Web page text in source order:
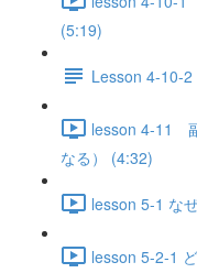
(5:19)
Lesson 4-10-
lesson 4-11
なる） (4:32)
lesson 5-1 な
lesson 5-2-1